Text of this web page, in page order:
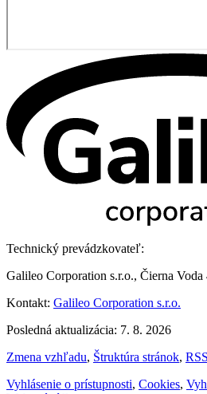
Technický prevádzkovateľ:
Galileo Corporation s.r.o., Čierna Voda
Kontakt: Galileo Corporation s.r.o.
Posledná aktualizácia: 7. 8. 2026
Zmena vzhľadu, Štruktúra stránok, RSS
Vyhlásenie o prístupnosti, Cookies,